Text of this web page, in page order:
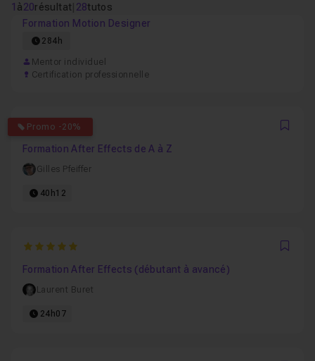
1 à20résultat 28tutos
Formation Motion Designer
284h
Mentor individuel
Certification professionnelle
Promo -20%
4.875
Formation After Effects de A à Z
Gilles Pfeiffer
40h12
5
Formation After Effects (débutant à avancé)
Laurent Buret
24h07